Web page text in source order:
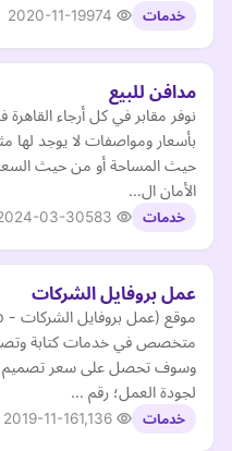
خدمات 2020-11-19
مدافن للبيع
نوفر مقابر في كل أرجاء
بأسعار ومواصفات لا يوجد
حيث المساحة أو من حيث
الأمان ال…
خدمات 03-30
عمل بروفايل الشركات
متخصص في خدمات كتابة
وسوف تحصل على سعر تصميم
لجودة العمل؛ رقم …
خدمات 2019-11-16